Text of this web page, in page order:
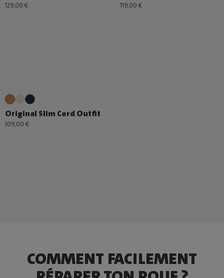
129,00 € 119,00 €
Original Slim Cord Outfit
109,00 €
COMMENT FACILEMENT